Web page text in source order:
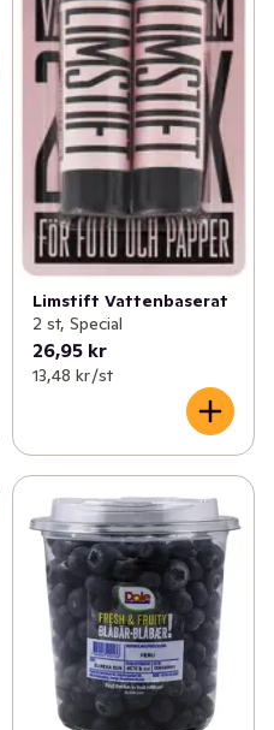
Limstift Vattenbaserat
2 st, Special
26,95 kr
13,48 kr /st